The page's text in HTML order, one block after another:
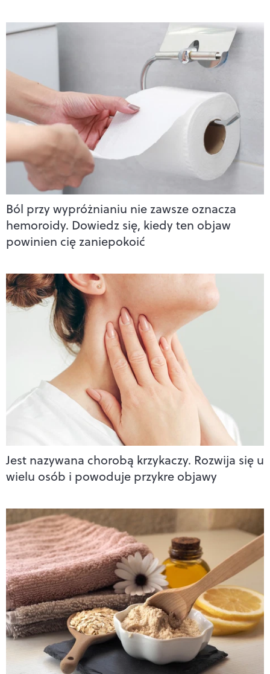
Ból przy wypróżnianiu nie zawsze oznacza
hemoroidy. Dowiedz się, kiedy ten objaw
powinien cię zaniepokoić
Jest nazywana chorobą krzykaczy. Rozwija się u
wielu osób i powoduje przykre objawy